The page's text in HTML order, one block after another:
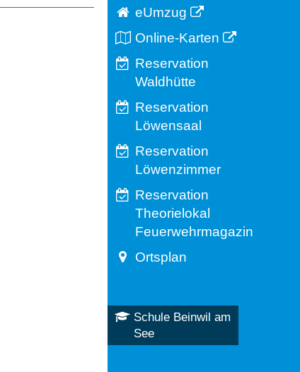
eUmzug
Online-Karten
Reservation
Waldhütte
Reservation
Löwensaal
Reservation
Löwenzimmer
Reservation
Theorielokal
Feuerwehrmagazin
Ortsplan
Schule Beinwil am
See